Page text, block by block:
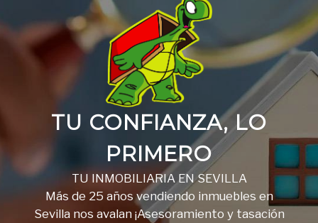
TU CONFIANZA, LO
PRIMERO
TU INMOBILIARIA EN SEVILLA
Más de 25 años vendiendo inmuebles en
Sevilla nos avalan ¡Asesoramiento y tasación